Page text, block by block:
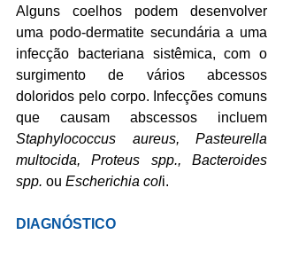
Alguns coelhos podem desenvolver
uma podo-dermatite secundária a uma
infecção bacteriana sistêmica, com o
surgimento de vários abcessos
doloridos pelo corpo. Infecções comuns
Staphylococcus aureus, Pasteurella
multocida, Proteus spp., Bacteroides
spp. ou Escherichia coli.
DIAGNÓSTICO